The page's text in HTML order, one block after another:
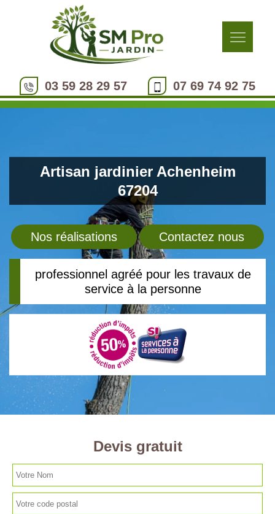
03 59 28 29 57 07 69 74 92 75
Artisan jardinier Achenheim
67204
Nos réalisations Contactez nous
professionnel agréé pour les travaux de
service à la personne
Devis gratuit